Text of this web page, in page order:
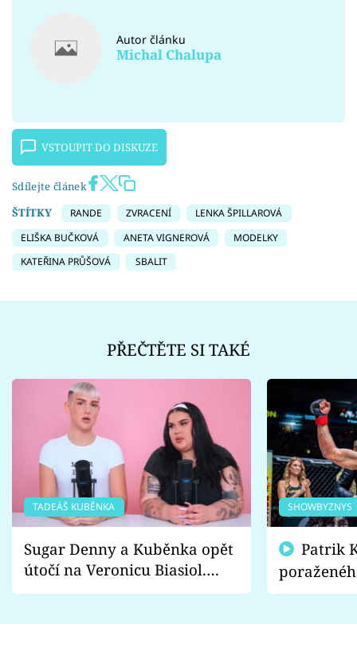
Autor článku
Michal Chalupa
VSTOUPIT DO DISKUZE
Sdílejte článek
ŠTÍTKY
RANDE ZVRACENÍ
LENKA ŠPILLAROVÁ
ELIŠKA BUČKOVÁ
ANETA VIGNEROVÁ
MODELKY
KATEŘINA PRŮŠOVÁ
SBALIT
PŘEČTĚTE SI TAKÉ
TADEÁŠ KUBĚNKA
Sugar Denny a Kuběnka opět
útočí na Veronicu Biasiol.
Proč je podle nich falešná a
SHOWBYZNYS
fanoušci